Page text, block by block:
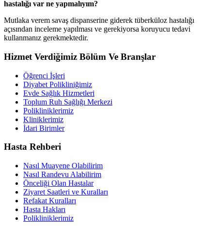
hastalığı var ne yapmalıyım?
Mutlaka verem savaş dispanserine giderek tüberküloz hastalığı
açısından inceleme yapılması ve gerekiyorsa koruyucu tedavi
kullanmanız gerekmektedir.
Hizmet Verdiğimiz Bölüm Ve Branşlar
Öğrenci İşleri
Diyabet Polikliniğimiz
Evde Sağlık Hizmetleri
Toplum Ruh Sağlığı Merkezi
Polikliniklerimiz
Kliniklerimiz
İdari Birimler
Hasta Rehberi
Nasıl Muayene Olabilirim
Nasıl Randevu Alabilirim
Önceliği Olan Hastalar
Ziyaret Saatleri ve Kuralları
Refakat Kuralları
Hasta Hakları
Polikliniklerimiz